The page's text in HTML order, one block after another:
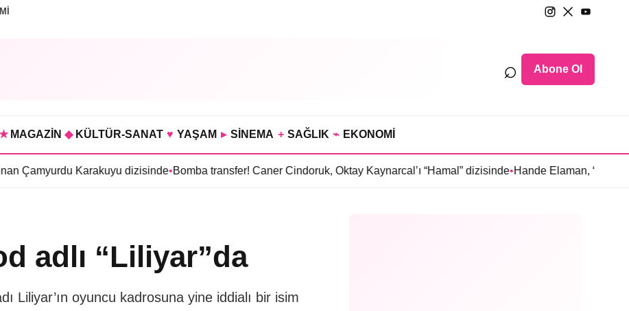
⌕ Abone Ol
MAGAZİN ◆ KÜLTÜR-SANAT ♥ YAŞAM ▸ SİNEMA + SAĞLIK ⌁ EKONOMİ
Karakuyu dizisinde•Bomba transfer! Caner Cindoruk, Oktay Kaynarcal’ı “Hamal” dizisinde •Hande Elaman, “Tutsak Sevda”
adlı “Liliyar”da
Liliyar’ın oyuncu kadrosuna yine iddialı bir isim